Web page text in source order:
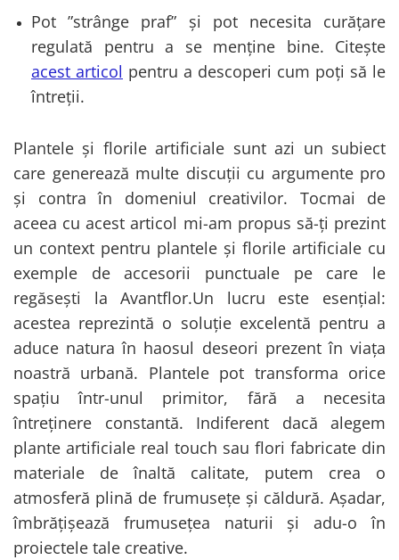
Pot ”strânge praf” și pot necesita curățare
regulată pentru a se menține bine. Citește
acest articol pentru a descoperi cum poți să le
întreții.
Plantele și florile artificiale sunt azi un subiect
care generează multe discuții cu argumente pro
și contra în domeniul creativilor. Tocmai de
aceea cu acest articol mi-am propus să-ți prezint
un context pentru plantele și florile artificiale cu
exemple de accesorii punctuale pe care le
regăsești la Avantflor.Un lucru este esențial:
acestea reprezintă o soluție excelentă pentru a
aduce natura în haosul deseori prezent în viața
noastră urbană. Plantele pot transforma orice
spațiu într-unul primitor, fără a necesita
întreținere constantă. Indiferent dacă alegem
plante artificiale real touch sau flori fabricate din
materiale de înaltă calitate, putem crea o
atmosferă plină de frumusețe și căldură. Așadar,
îmbrățișează frumusețea naturii și adu-o în
proiectele tale creative.